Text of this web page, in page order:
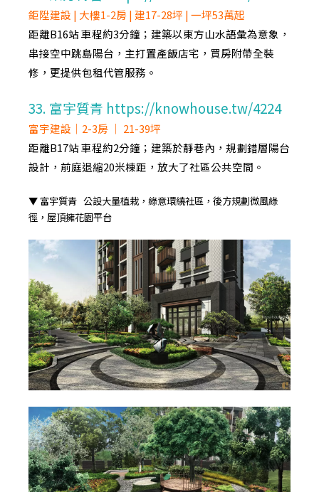
鉅陞建設 | 大樓1-2房 | 建17-28坪 | 一坪53萬起
距離B16站 車程約3分鐘；建築以東方山水語彙為意象，
串接空中跳島陽台，主打置產飯店宅，買房附帶全裝
修，更提供包租代管服務。
33. 富宇質青 https://knowhouse.tw/4224
富宇建設｜2-3房 ｜ 21-39坪
距離B17站 車程約2分鐘；建築於靜巷內，規劃錯層陽台
設計，前庭退縮20米棟距，放大了社區公共空間。
▼ 富宇質青 公設大量植栽，綠意環繞社區，後方規劃微風綠
徑，屋頂擁花園平台